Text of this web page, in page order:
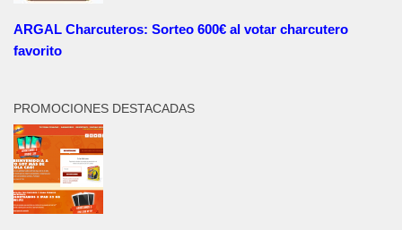
ARGAL Charcuteros: Sorteo 600€ al votar charcutero
favorito
PROMOCIONES DESTACADAS